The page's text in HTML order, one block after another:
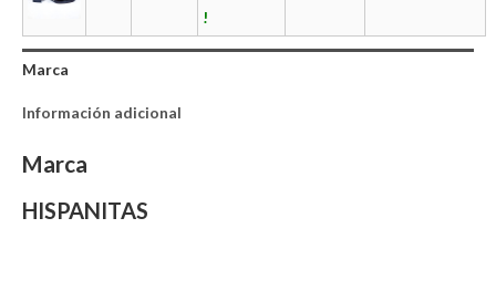
!
Marca
Información adicional
Marca
HISPANITAS